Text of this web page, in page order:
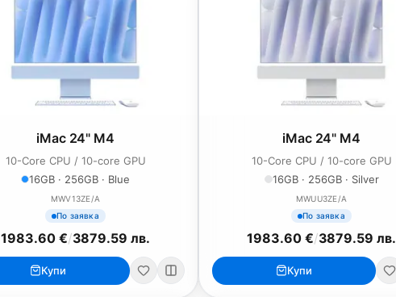
iMac 24" M4
10-Core CPU / 10-core GPU
16GB · 256GB · Blue
MWV13ZE/A
По заявка
1983.60 €/3879.59 лв.
Купи
iMac 24" M4
10-Core CPU / 10-core GPU
16GB · 256GB · Silver
MWUU3ZE/A
По заявка
1983.60 €/3879.59 лв.
Купи